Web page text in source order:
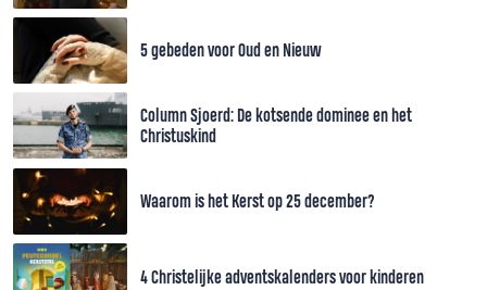
5 gebeden voor Oud en Nieuw
Column Sjoerd: De kotsende dominee en het
Christuskind
Waarom is het Kerst op 25 december?
4 Christelijke adventskalenders voor kinderen